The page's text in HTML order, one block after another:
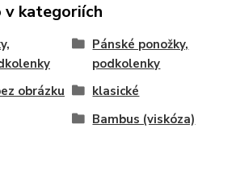
v kategoriích
Pánské ponožky,
podkolenky
obrázku klasické
Bambus (viskóza)